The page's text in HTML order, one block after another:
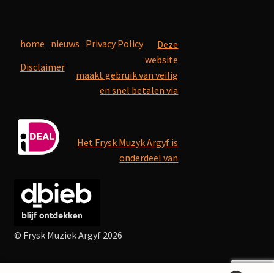
home nieuws Privacy Policy
Disclaimer
Deze
website
maakt gebruik van veilig
en snel betalen via
Het Frysk Muzyk Argyf is
onderdeel van
© Frysk Muziek Argyf 2026